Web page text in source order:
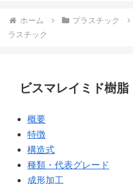
ホーム プラスチック
ラスチック
ビスマレイミド樹脂
概要
特徴
構造式
種類・代表グレード
成形加工